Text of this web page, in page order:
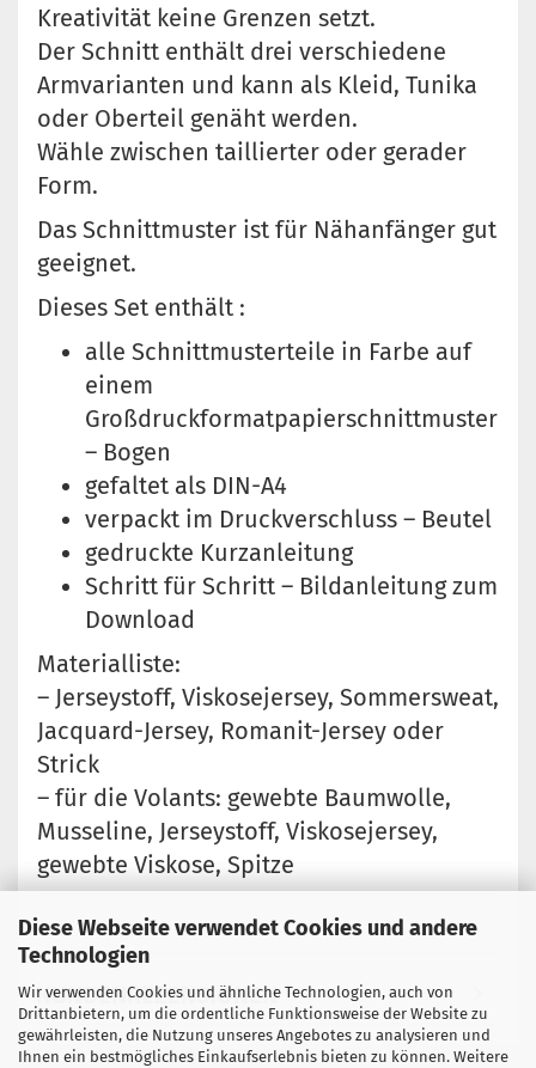
Diese Webseite verwendet Cookies und andere
Technologien
Wir verwenden Cookies und ähnliche Technologien, auch von
Drittanbietern, um die ordentliche Funktionsweise der Website zu
gewährleisten, die Nutzung unseres Angebotes zu analysieren und
Ihnen ein bestmögliches Einkaufserlebnis bieten zu können. Weitere
Kreativität keine Grenzen setzt.
Der Schnitt enthält drei verschiedene
Armvarianten und kann als Kleid, Tunika
oder Oberteil genäht werden.
Wähle zwischen taillierter oder gerader
Form.
Das Schnittmuster ist für Nähanfänger gut
geeignet.
Dieses Set enthält :
alle Schnittmusterteile in Farbe auf
einem
Großdruckformatpapierschnittmuster
– Bogen
gefaltet als DIN-A4
verpackt im Druckverschluss – Beutel
gedruckte Kurzanleitung
Schritt für Schritt – Bildanleitung zum
Download
Materialliste:
– Jerseystoff, Viskosejersey, Sommersweat,
Jacquard-Jersey, Romanit-Jersey oder
Strick
– für die Volants: gewebte Baumwolle,
Musseline, Jerseystoff, Viskosejersey,
gewebte Viskose, Spitze
KUNDENREZENSIONEN